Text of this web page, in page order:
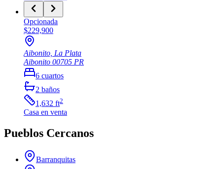
Opcionada
$229,900
Aibonito, La Plata
Aibonito 00705 PR
6 cuartos
2 baños
1,632 ft2
Casa en venta
Pueblos Cercanos
Barranquitas